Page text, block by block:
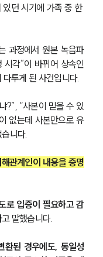
던 시기에 가족 중 한
과정에서 원본 녹음파
각”이 바뀌어 상속인
투게 된 사건입니다.
?”, “사본이 믿을 수 있
없는데 사본만으로 유
니다.
관계인이 내용을 증명
로 입증이 필요하고 감
고 말했습니다.
환된 경우에도, 동일성